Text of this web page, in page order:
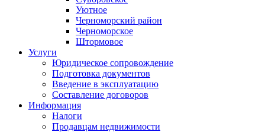
Уютное
Черноморский район
Черноморское
Штормовое
Услуги
Юридическое сопровождение
Подготовка документов
Введение в эксплуатацию
Составление договоров
Информация
Налоги
Продавцам недвижимости